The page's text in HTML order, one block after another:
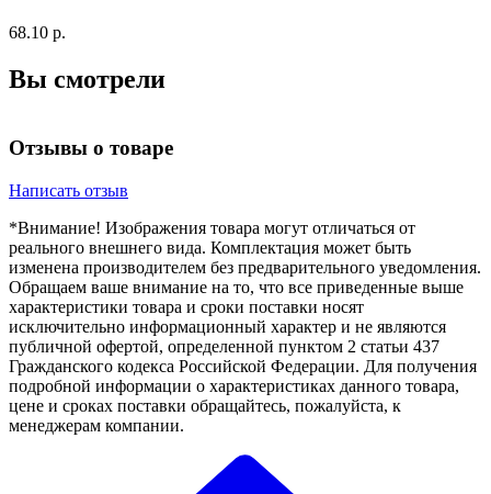
68.10 р.
Вы смотрели
Отзывы о товаре
Написать отзыв
*Внимание! Изображения товара могут отличаться от
реального внешнего вида. Комплектация может быть
изменена производителем без предварительного уведомления.
Обращаем ваше внимание на то, что все приведенные выше
характеристики товара и сроки поставки носят
исключительно информационный характер и не являются
публичной офертой, определенной пунктом 2 статьи 437
Гражданского кодекса Российской Федерации. Для получения
подробной информации о характеристиках данного товара,
цене и сроках поставки обращайтесь, пожалуйста, к
менеджерам компании.